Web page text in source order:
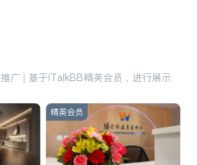
推广 | 基于iTalkBB精英会员，进行展示
精英会员